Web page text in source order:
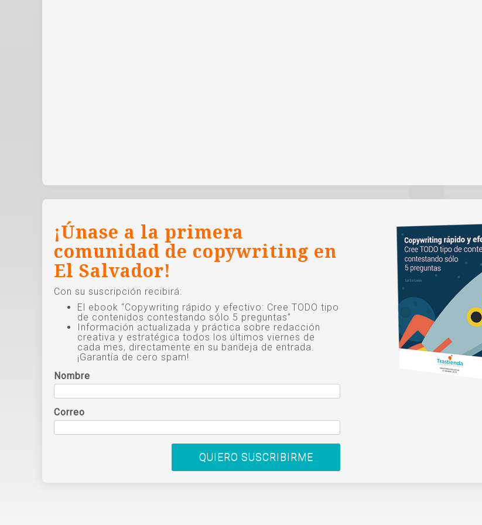
¡Únase a la primera
comunidad de copywriting en
El Salvador!
Con su suscripción recibirá:
El ebook “Copywriting rápido y efectivo: Cree TODO tipo
de contenidos contestando sólo 5 preguntas”
Información actualizada y práctica sobre redacción
creativa y estratégica todos los últimos viernes de
cada mes, directamente en su bandeja de entrada.
¡Garantía de cero spam!
Nombre
Correo